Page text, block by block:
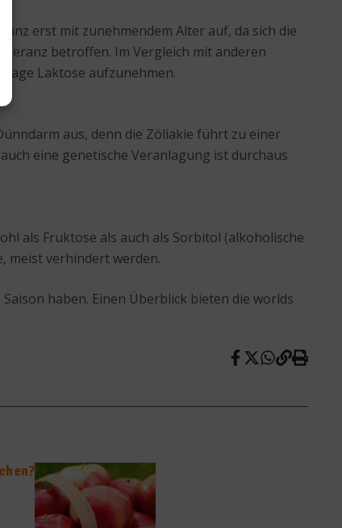
erst mit zunehmendem Alter auf, da sich die
betroffen. Im Vergleich mit anderen
Laktose aufzunehmen.
aus, denn die Zöliakie führt zu einer
eine genetische Veranlagung ist durchaus
als Fruktose als auch als Sorbitol (alkoholische
meist verhindert werden.
haben. Einen Überblick bieten die worlds